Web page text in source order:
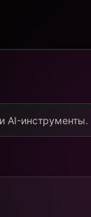
AI-инструменты.